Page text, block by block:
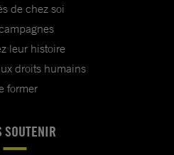
de chez soi
leur histoire
droits humains
former
SOUTENIR